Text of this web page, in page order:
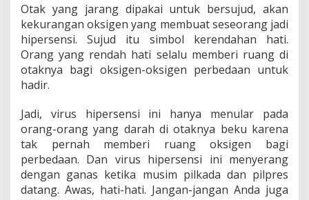
Otak yang jarang dipakai untuk bersujud, akan
kekurangan oksigen yang membuat seseorang jadi
hipersensi. Sujud itu simbol kerendahan hati.
Orang yang rendah hati selalu memberi ruang di
otaknya bagi oksigen-oksigen perbedaan untuk
hadir.
Jadi, virus hipersensi ini hanya menular pada
orang-orang yang darah di otaknya beku karena
tak pernah memberi ruang oksigen bagi
perbedaan. Dan virus hipersensi ini menyerang
dengan ganas ketika musim pilkada dan pilpres
datang. Awas, hati-hati. Jangan-jangan Anda juga